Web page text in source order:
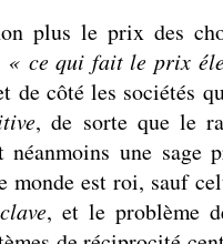
plus le prix des
« ce qui fait le prix
de côté les sociétés
, de sorte que le
néanmoins une sage
monde est roi, sauf
, et le problème